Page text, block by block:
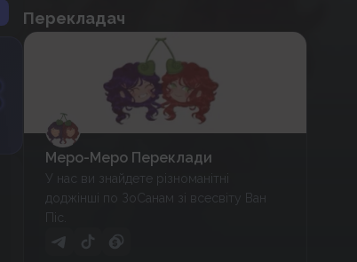
Перекладач
Меро-Меро Переклади
У нас ви знайдете різноманітні
доджінші по ЗоСанам зі всесвіту Ван
Піс.